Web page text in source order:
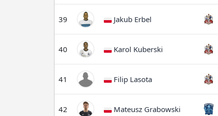
39 Jakub Erbel
40 Karol Kuberski
41 Filip Lasota
42 Mateusz Grabowski